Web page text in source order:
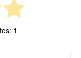
1